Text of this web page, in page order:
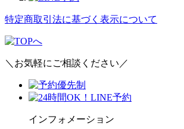
特定商取引法に基づく表示について
＼お気軽にご相談ください／
インフォメーション